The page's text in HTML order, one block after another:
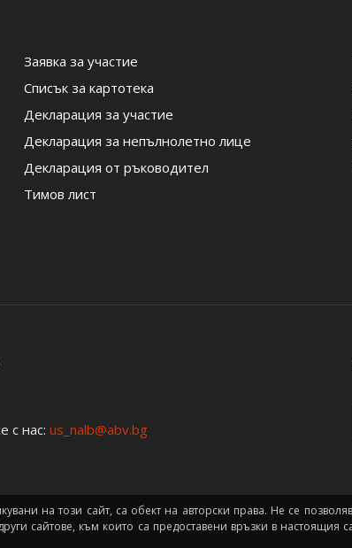
Заявка за участие
Списък за картотека
Декларация за участие
Декларация за непълнолетно лице
Декларация от ръководител
Тимов лист
с нас: us_nalb@abv.bg
на този сайт, са обект на авторски права. Не се
сайтове, към които са предоставени връзки в